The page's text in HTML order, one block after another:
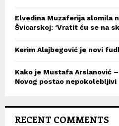
Elvedina Muzaferija slomila
Švicarskoj: ‘Vratit ću se na
Kerim Alajbegović je novi
Kako je Mustafa Arslanović
Novog postao
RECENT COMMENTS